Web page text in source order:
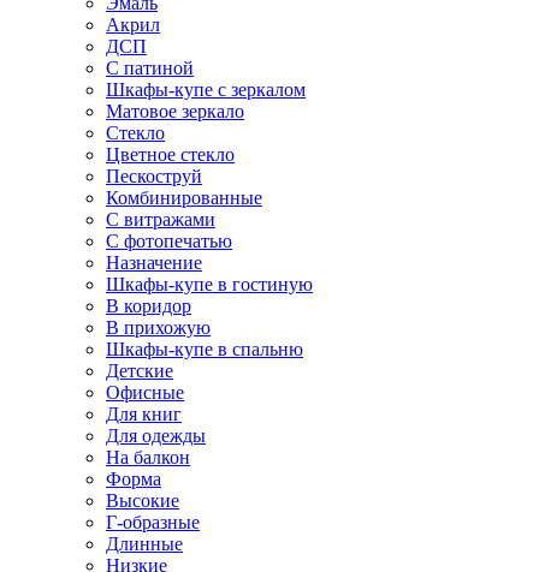
Акрил
ДСП
С патиной
Шкафы-купе с зеркалом
Матовое зеркало
Стекло
Цветное стекло
Пескоструй
Комбинированные
С витражами
С фотопечатью
Назначение
Шкафы-купе в гостиную
В коридор
В прихожую
Шкафы-купе в спальню
Детские
Офисные
Для книг
Для одежды
На балкон
Форма
Высокие
Г-образные
Длинные
Низкие